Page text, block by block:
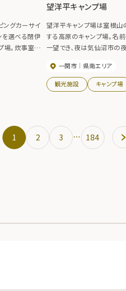
ングカーサイ
を選べる閉伊
場。炊事室や
の湯ったり館
者でも安心し
にも最適で
望洋平キャンプ場
望洋平キャンプ場は室根山
する高原のキャンプ場。名
一望でき、夜は気仙沼市の
キャンプ場もあり、炊事棟
されている。
一関市 県南エリア
観光施設 キャンプ場
1 2 3 … 184